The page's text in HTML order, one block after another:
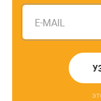
E-MAIL